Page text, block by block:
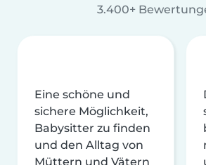
3.400+
Eine schöne und
sichere Möglichkeit,
Babysitter zu finden
und den Alltag von
Müttern und Vätern